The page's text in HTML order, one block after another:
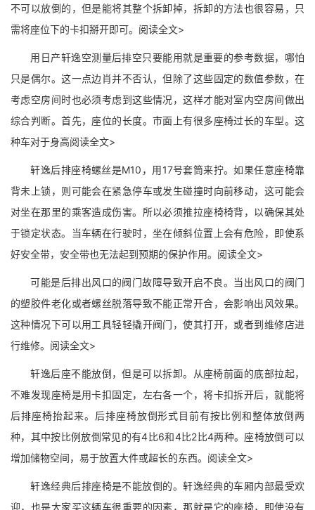
不可以放倒的，但是能将其整个拆卸掉，拆卸的方法也很容易，只
需将座位下的卡扣掰开即可。阅读全文>
用日产轩逸空测量后排空只要能用就是重要的参考数据，哪怕
只是偶尔。这一点边肖并不否认，但除了这些固定的数值参数，在
考虑空房间时也必须考虑到这些情况，这样才能对室内空房间做出
综合判断。首先，座位的长度。市面上有很多座椅过长的车型。这
种车对于身高阅读全文>
轩逸后排座椅螺丝是M10，用17号套筒来拧。如果任意座椅靠
背未上锁，则可能会在紧急停车或发生碰撞时向前移动，这可能会
对坐在那里的乘客造成伤害。所以必须推拉座椅椅背，以确保其处
于锁定状态。当车辆在行驶时，坐在倾斜位置上会有危险，即使系
好安全带，安全带也无法起到预期的保护作用。阅读全文>
可能是后排出风口的阀门故障导致开启不良。当出风口的阀门
的塑胶件老化或者螺丝脱落导致不能正常开合，会影响出风效果。
这种情况下可以用工具轻轻撬开阀门，使其打开，或者到维修店进
行维修。阅读全文>
轩逸后座不能放倒，但是可以拆卸。从座椅前面的底部拉起，
不难发现座椅是用卡扣固定，左右各一个，将卡扣拆开后，就能将
后排座椅抬起来。后排座椅放倒形式目前有按比例和整体放倒两
种，其中按比例放倒常见的有4比6和4比2比4两种。座椅放倒可以
增加储物空间，易于放置大件或超长的东西。阅读全文>
轩逸经典后排座椅是不能放倒的。轩逸经典的车厢内部最受欢
迎，也是大家买这辆车很重要的因素，那就是它的座椅，即使没有